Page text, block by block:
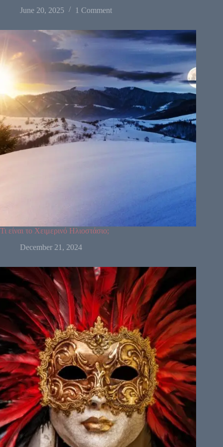
June 20, 2025
1 Comment
Τι είναι το Χειμερινό Ηλιοστάσιο;
December 21, 2024